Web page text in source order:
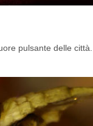
pulsante delle città.